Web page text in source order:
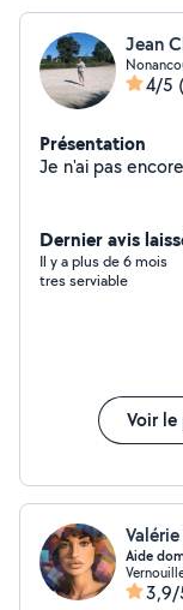
Jean
4/5
Présentation
Dernier avis
Il y a plus de 6 mois
tres serviable
Voir
Aide
3,9/